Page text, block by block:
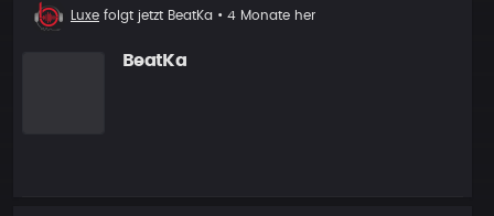
Neuer
Follower
Luxe folgt jetzt BeatKa • 4 Monate her
BeatKa